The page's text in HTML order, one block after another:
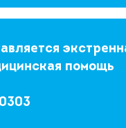
помощь